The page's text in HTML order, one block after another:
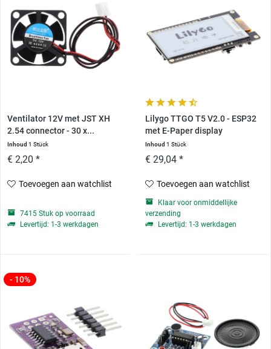
Ventilator 12V met JST XH
2.54 connector - 30 x...
Inhoud1 Stück
€ 2,20 *
Toevoegen aan watchlist
7415 Stuk op voorraad
Levertijd: 1-3 werkdagen
Lilygo TTGO T5 V2.0 - ESP32
met E-Paper display
Inhoud 1 Stück
€ 29,04 *
Toevoegen aan watchlist
Klaar voor onmiddellijke
verzending
Levertijd: 1-3 werkdagen
- 10%